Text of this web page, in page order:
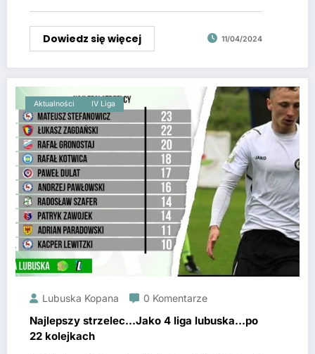
Dowiedz się więcej 11/04/2024
Aktualności IV Liga
Lubuska Kopana 0 Komentarze
Najlepszy strzelec…Jako 4 liga lubuska…po
22 kolejkach